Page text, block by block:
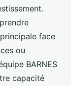
face
ou
BARNES
capacité